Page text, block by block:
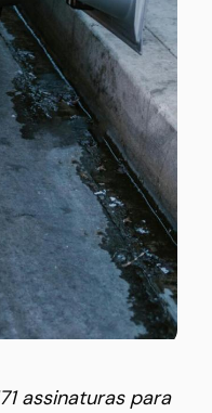
assinaturas para